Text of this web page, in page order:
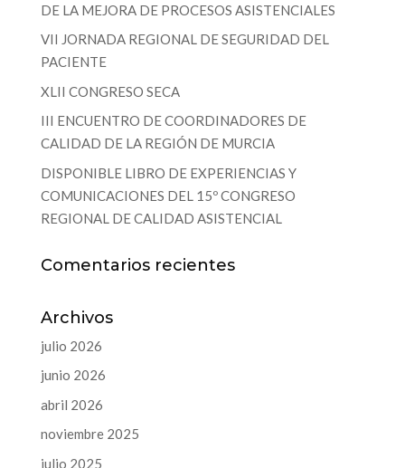
DE LA MEJORA DE PROCESOS ASISTENCIALES
VII JORNADA REGIONAL DE SEGURIDAD DEL
PACIENTE
XLII CONGRESO SECA
III ENCUENTRO DE COORDINADORES DE
CALIDAD DE LA REGIÓN DE MURCIA
DISPONIBLE LIBRO DE EXPERIENCIAS Y
COMUNICACIONES DEL 15º CONGRESO
REGIONAL DE CALIDAD ASISTENCIAL
Comentarios recientes
Archivos
julio 2026
junio 2026
abril 2026
noviembre 2025
julio 2025